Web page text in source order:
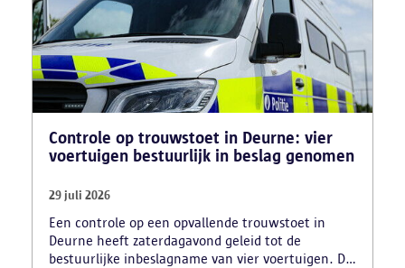
Controle op trouwstoet in Deurne: vier
voertuigen bestuurlijk in beslag genomen
29 juli 2026
Een controle op een opvallende trouwstoet in
Deurne heeft zaterdagavond geleid tot de
bestuurlijke inbeslagname van vier voertuigen. De